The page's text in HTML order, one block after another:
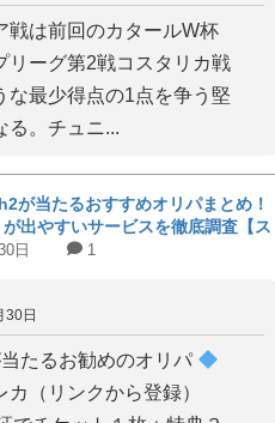
戦は前回のカタールW杯
リーグ第2戦コスタリカ戦
な最少得点の1点を争う堅
る。チュニ...
が当たるおすすめオリパまとめ！
が出やすいサービスを徹底調査【ス
】
日 1
30日
たるお勧めのオリパ
カ（リンクから登録）